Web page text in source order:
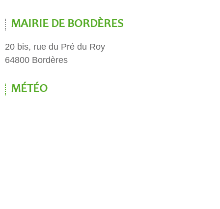
MAIRIE DE BORDÈRES
20 bis, rue du Pré du Roy
64800 Bordères
MÉTÉO